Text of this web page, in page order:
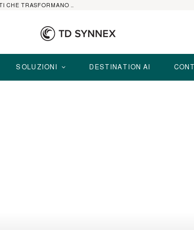
SOLUZIONI DESTINATION AI